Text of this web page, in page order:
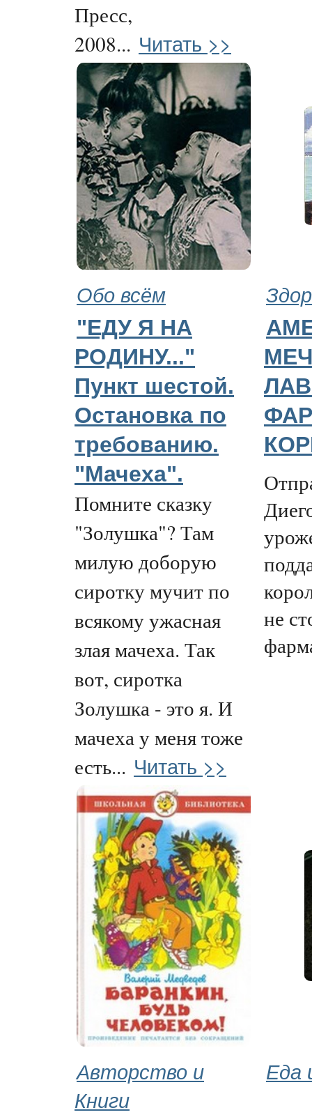
Пресс,
2008... Читать >>
Обо всём
"ЕДУ Я НА
РОДИНУ..."
Пункт шестой.
Остановка по
требованию.
"Мачеха".
Помните сказку
"Золушка"? Там
милую доборую
сиротку мучит по
всякому ужасная
злая мачеха. Так
вот, сиротка
Золушка - это я. И
мачеха у меня тоже
есть... Читать >>
не
Авторство и
Книги
Еда